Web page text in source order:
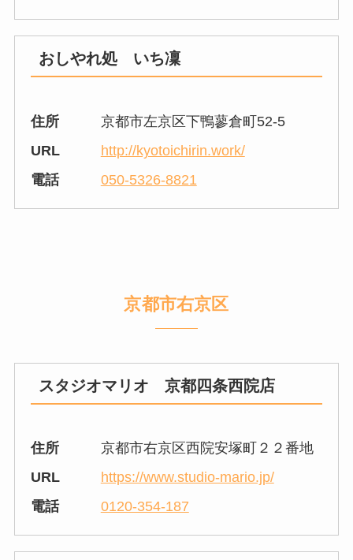
おしやれ処 いち凜
住所
京都市左京区下鴨蓼倉町52-5
URL
http://kyotoichirin.work/
電話
050-5326-8821
京都市右京区
スタジオマリオ 京都四条西院店
住所
京都市右京区西院安塚町２２番地
URL
https://www.studio-mario.jp/
電話
0120-354-187